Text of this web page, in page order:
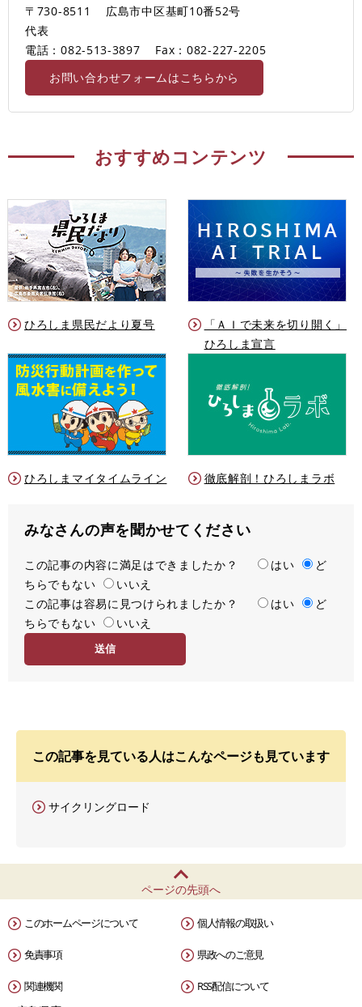
〒730-8511
広島市中区基町10番52号
代表
電話：082-513-3897
Fax：082-227-2205
お問い合わせフォームはこちらから
おすすめコンテンツ
ひろしま県民だより夏号
「ＡＩで未来を切り開く」
ひろしま宣言
ひろしまマイタイムライン 徹底解剖！ひろしまラボ
みなさんの声を聞かせてください
満
足
度
この記事の内容に満足はできましたか？ はい
ど
ちらでもない
いいえ
容
易
この記事は容易に見つけられましたか？ はい
ど
ちらでもない
いいえ
この記事を見ている人はこんなページも見ています
サイクリングロード
ページの先頭へ
このホームページについて 個人情報の取扱い
免責事項 県政へのご意見
関連機関 RSS配信について